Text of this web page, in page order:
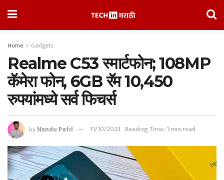
Home Gadgets
Realme C53 स्मार्टफोन; 108MP
कॅमेरा फोन, 6GB रॅम 10,450
रुपयांमध्ये सर्व फिचर्स
byNandu Patil 11/10/2023 Reading Time: 1 min read